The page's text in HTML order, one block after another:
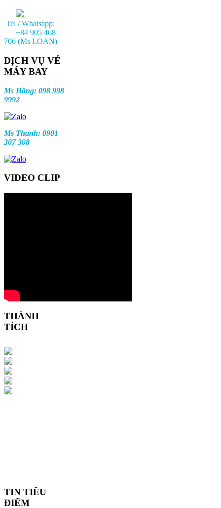
Tel / Whatsapp:
+84 905 468
706 (Ms LOAN)
DỊCH VỤ VÉ
MÁY BAY
Ms Hằng: 098 998
9992
Ms Thanh: 0901
307 308
VIDEO CLIP
THÀNH
TÍCH
TIN TIÊU
ĐIỂM